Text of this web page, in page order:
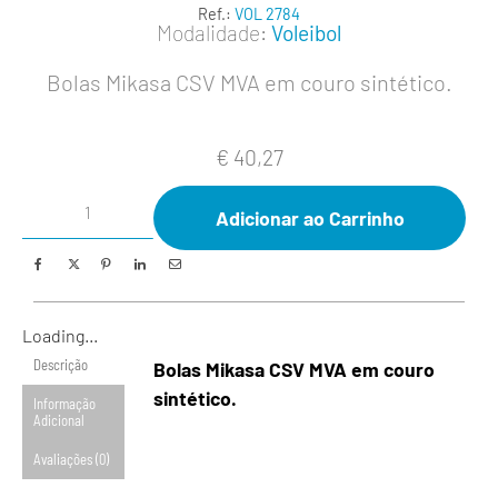
Ref.: VOL 2784
Modalidade: Voleibol
Bolas Mikasa CSV MVA em couro sintético.
€ 40,27
Adicionar ao Carrinho
Loading...
Descrição
Informação
Adicional
Avaliações (0)
Bolas Mikasa CSV MVA em couro
sintético.